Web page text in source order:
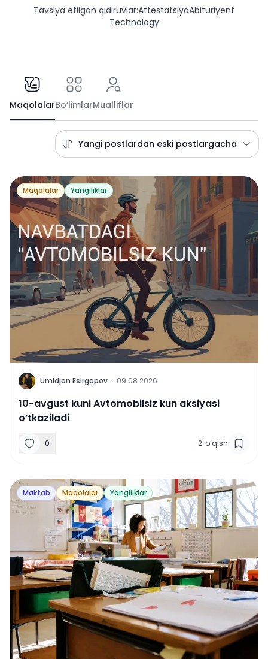
Tavsiya etilgan qidiruvlar:AttestatsiyaAbituriyent
Technology
MaqolalarBo‘limlarMualliflar
Yangi postlardan eski postlargacha
Maqolalar Yangiliklar
U Umidjon Esirgapov · 09.08.2026
10-avgust kuni Avtomobilsiz kun aksiyasi
o’tkaziladi
0 2' o‘qish
Maktab Maqolalar Yangiliklar